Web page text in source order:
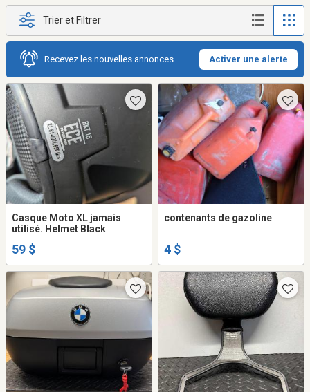
Trier et Filtrer
Recevez les nouvelles annonces Activer une alerte
Casque Moto XL jamais
utilisé. Helmet Black
59 $
contenants de gazoline
4 $